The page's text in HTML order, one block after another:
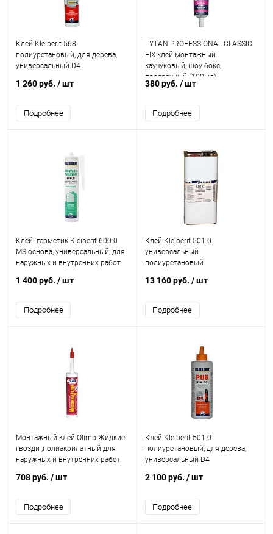
Клей Kleiberit 568
полиуретановый, для дерева,
универсальный D4
1 260 руб. / шт
Подробнее
TYTAN PROFESSIONAL CLASSIC
FIX клей монтажный
каучуковый, шоу бокс,
прозрачный (100мл)
380 руб. / шт
Подробнее
Клей- герметик Kleiberit 600.0
MS основа, универсальный, для
наружных и внутренних работ
1 400 руб. / шт
Подробнее
Клей Kleiberit 501.0
универсальный
полиуретановый
13 160 руб. / шт
Подробнее
Монтажный клей Olimp Жидкие
гвозди ,полиакрилатный для
наружных и внутренних работ
708 руб. / шт
Подробнее
Клей Kleiberit 501.0
полиуретановый, для дерева,
универсальный D4
2 100 руб. / шт
Подробнее